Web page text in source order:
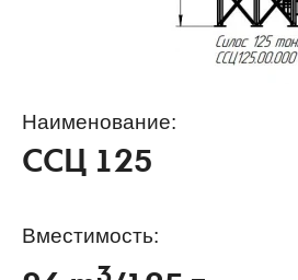
Наименование:
ССЦ 125
Вместимость: